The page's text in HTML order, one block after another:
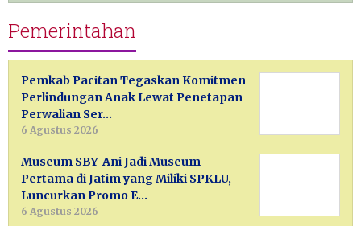
Pemerintahan
Pemkab Pacitan Tegaskan Komitmen
Perlindungan Anak Lewat Penetapan
Perwalian Ser…
6 Agustus 2026
Museum SBY-Ani Jadi Museum
Pertama di Jatim yang Miliki SPKLU,
Luncurkan Promo E…
6 Agustus 2026